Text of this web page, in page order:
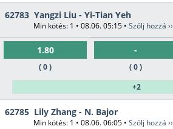
62783 Yangzi Liu - Yi-Tian Yeh
Min kötés: 1 • 08.06. 05:15 • Szólj hozzá ››
1.80
( 0 )
-
( 0 )
+2
62785 Lily Zhang - N. Bajor
Min kötés: 1 • 08.06. 06:05 • Szólj hozzá ››